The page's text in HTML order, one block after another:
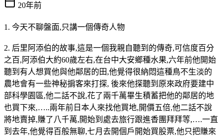
20年前
1. 今天不聊盤面,只講一個傳奇人物
2. 后里阿添伯的故事,這是一個我親自聽到的傳奇,可信度百分
之百,阿添伯大約60歲左右,在台中大安鄉種水果,六年前他開始
聽到有人想買他與他鄰居的田,他覺得很納悶這種鳥不生淡的
農地會有一些神秘掮客來打探, 後來他探聽到原來政府要建中
部科學園區,他二話不說,花了兩千萬畢生積蓄把他的鄰居的地
也買下來,…..兩年前日本人來找他買地,開價五倍,他二話不說
將地賣掉,賺了八千萬,開始到處去旅行跟進香團拜拜等,….一直
到去年,他覺得百般無聊,七月去開個戶開始買股票,他只把賺來